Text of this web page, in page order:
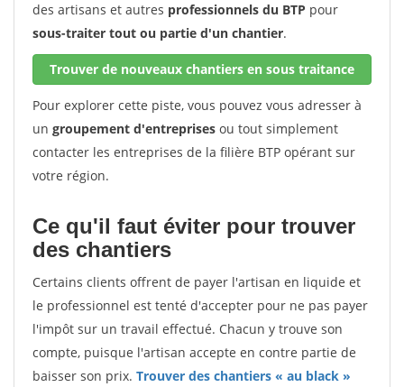
des artisans et autres professionnels du BTP pour
sous-traiter tout ou partie d'un chantier.
Trouver de nouveaux chantiers en sous traitance
Pour explorer cette piste, vous pouvez vous adresser à
un groupement d'entreprises ou tout simplement
contacter les entreprises de la filière BTP opérant sur
votre région.
Ce qu'il faut éviter pour trouver
des chantiers
Certains clients offrent de payer l'artisan en liquide et
le professionnel est tenté d'accepter pour ne pas payer
l'impôt sur un travail effectué. Chacun y trouve son
compte, puisque l'artisan accepte en contre partie de
baisser son prix. Trouver des chantiers « au black »